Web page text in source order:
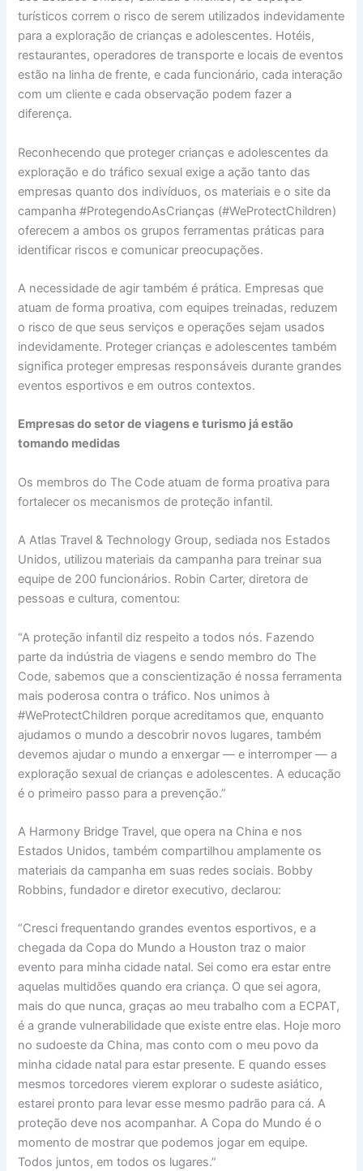
turísticos correm o risco de serem utilizados indevidamente
para a exploração de crianças e adolescentes. Hotéis,
restaurantes, operadores de transporte e locais de eventos
estão na linha de frente, e cada funcionário, cada interação
com um cliente e cada observação podem fazer a
diferença.
Reconhecendo que proteger crianças e adolescentes da
exploração e do tráfico sexual exige a ação tanto das
empresas quanto dos indivíduos, os materiais e o site da
campanha #ProtegendoAsCrianças (#WeProtectChildren)
oferecem a ambos os grupos ferramentas práticas para
identificar riscos e comunicar preocupações.
A necessidade de agir também é prática. Empresas que
atuam de forma proativa, com equipes treinadas, reduzem
o risco de que seus serviços e operações sejam usados
indevidamente. Proteger crianças e adolescentes também
significa proteger empresas responsáveis durante grandes
eventos esportivos e em outros contextos.
Empresas do setor de viagens e turismo já estão
tomando medidas
Os membros do The Code atuam de forma proativa para
fortalecer os mecanismos de proteção infantil.
A Atlas Travel & Technology Group, sediada nos Estados
Unidos, utilizou materiais da campanha para treinar sua
equipe de 200 funcionários. Robin Carter, diretora de
pessoas e cultura, comentou:
“A proteção infantil diz respeito a todos nós. Fazendo
parte da indústria de viagens e sendo membro do The
Code, sabemos que a conscientização é nossa ferramenta
mais poderosa contra o tráfico. Nos unimos à
#WeProtectChildren porque acreditamos que, enquanto
ajudamos o mundo a descobrir novos lugares, também
devemos ajudar o mundo a enxergar — e interromper — a
exploração sexual de crianças e adolescentes. A educação
é o primeiro passo para a prevenção.”
A Harmony Bridge Travel, que opera na China e nos
Estados Unidos, também compartilhou amplamente os
materiais da campanha em suas redes sociais. Bobby
Robbins, fundador e diretor executivo, declarou:
“Cresci frequentando grandes eventos esportivos, e a
chegada da Copa do Mundo a Houston traz o maior
evento para minha cidade natal. Sei como era estar entre
aquelas multidões quando era criança. O que sei agora,
mais do que nunca, graças ao meu trabalho com a ECPAT,
é a grande vulnerabilidade que existe entre elas. Hoje moro
no sudoeste da China, mas conto com o meu povo da
minha cidade natal para estar presente. E quando esses
mesmos torcedores vierem explorar o sudeste asiático,
estarei pronto para levar esse mesmo padrão para cá. A
proteção deve nos acompanhar. A Copa do Mundo é o
momento de mostrar que podemos jogar em equipe.
Todos juntos, em todos os lugares.”